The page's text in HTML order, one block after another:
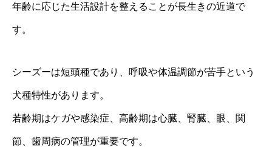
年齢に応じた生活設計を整えることが長生きの近道で
す。
シーズーは短頭種であり、呼吸や体温調節が苦手という
犬種特性があります。
若齢期はケガや感染症、高齢期は心臓、腎臓、眼、関
節、歯周病の管理が重要です。